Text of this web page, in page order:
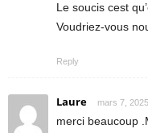
Le soucis cest
Voudriez-vous
Reply
Laure mars 7,
merci beaucoup